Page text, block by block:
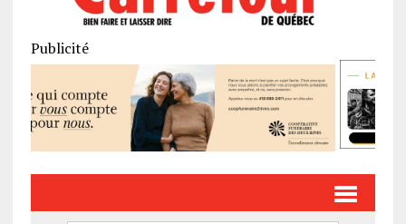
Publicité